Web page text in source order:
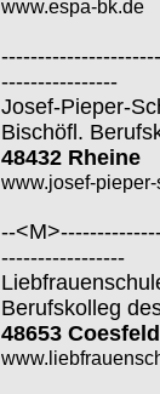
www.espa-bk.de
----------------
Josef-Pieper-
Bischöfl.
48432 Rheine
www.josef-
--
-----------------
Berufskolleg
48653 Coesfeld